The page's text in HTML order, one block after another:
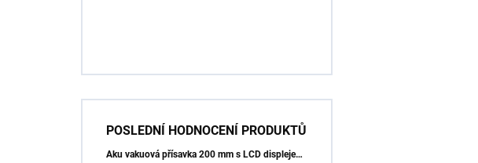
POSLEDNÍ HODNOCENÍ PRODUKTŮ
Aku vakuová přísavka 200 mm s LCD displejem (150 kg) - HÖGERT HT3B355